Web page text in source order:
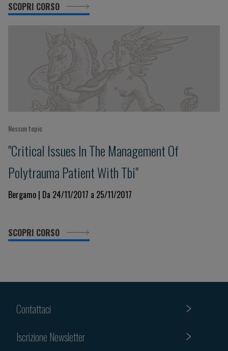
SCOPRI CORSO
Nessun topic
"Critical Issues In The Management Of
Polytrauma Patient With Tbi"
Bergamo | Da 24/11/2017 a 25/11/2017
SCOPRI CORSO
Contattaci
Iscrizione Newsletter